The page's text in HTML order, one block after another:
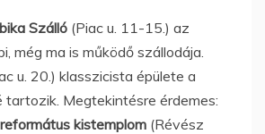
Szálló (Piac u. 11-15.) az
még ma is működő szállodája.
u. 20.) klasszicista épülete a
tartozik. Megtekintésre érdemes:
kistemplom (Révész